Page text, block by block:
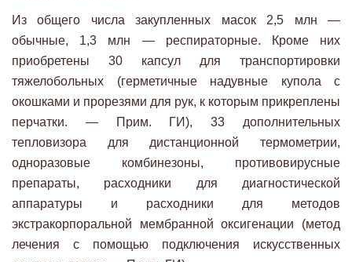
Из общего числа закупленных масок 2,5 млн —
обычные, 1,3 млн — респираторные. Кроме них
приобретены 30 капсул для транспортировки
тяжелобольных (герметичные надувные купола с
окошками и прорезями для рук, к которым прикреплены
перчатки. — Прим. ГИ), 33 дополнительных
тепловизора для дистанционной термометрии,
одноразовые комбинезоны, противовирусные
препараты, расходники для диагностической
аппаратуры и расходники для методов
экстракорпоральной мембранной оксигенации (метод
лечения с помощью подключения искусственных